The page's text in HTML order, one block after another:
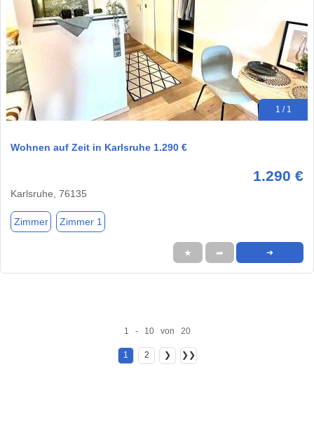
1 / 1
Wohnen auf Zeit in Karlsruhe 1.290 €
1.290 €
Karlsruhe, 76135
Zimmer Zimmer 1
★ ➦ ➜
1 - 10 von 20
1 2 ❯ ❯❯